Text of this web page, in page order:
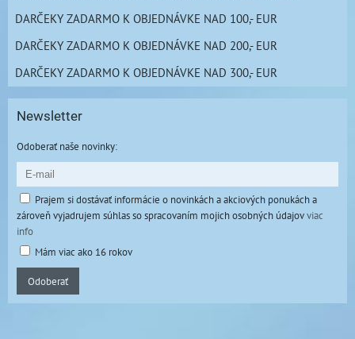
DARČEKY ZADARMO K OBJEDNÁVKE NAD 100,- EUR
DARČEKY ZADARMO K OBJEDNÁVKE NAD 200,- EUR
DARČEKY ZADARMO K OBJEDNÁVKE NAD 300,- EUR
Newsletter
Odoberať naše novinky:
Prajem si dostávať informácie o novinkách a akciových ponukách a
zároveň vyjadrujem súhlas so spracovaním mojich osobných údajovviac
info
Mám viac ako 16 rokov
Odoberať